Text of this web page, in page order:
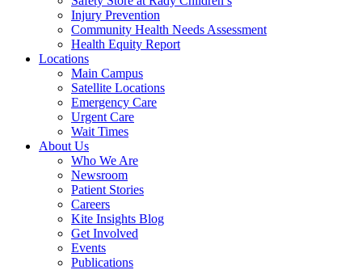
Injury Prevention
Community Health Needs Assessment
Health Equity Report
Locations
Main Campus
Satellite Locations
Emergency Care
Urgent Care
Wait Times
About Us
Who We Are
Newsroom
Patient Stories
Careers
Kite Insights Blog
Get Involved
Events
Publications